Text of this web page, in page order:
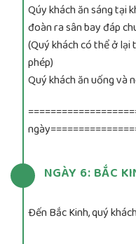
Qúy khách ăn sáng tại
đoàn ra sân bay đáp
(Quý khách có thể ở
phép)
Quý khách ăn uống và
NGÀY 6: BẮC
Đến Bắc Kinh, quý